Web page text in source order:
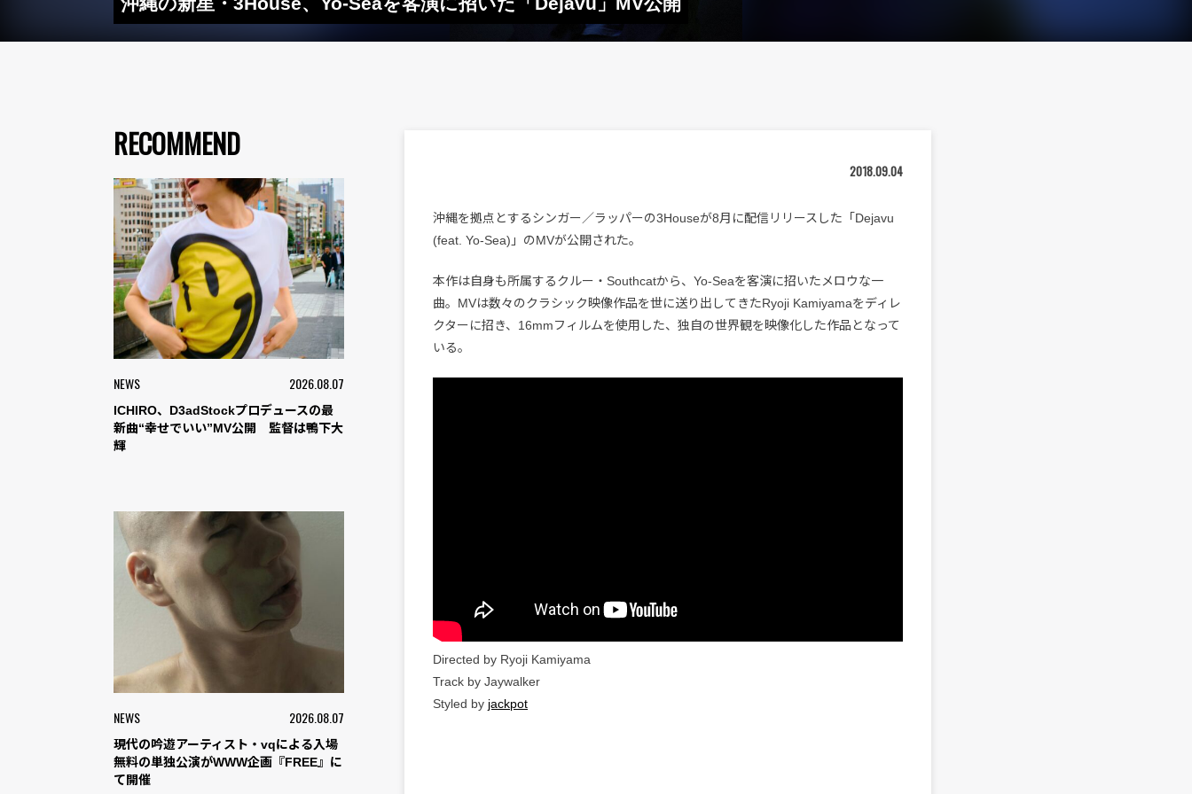
RECOMMEND
NEWS 2026.08.07
ICHIRO、D3adStockプロデュースの最
新曲“幸せでいい”MV公開 監督は鴨下大
輝
NEWS 2026.08.07
現代の吟遊アーティスト・vqによる入場
無料の単独公演がWWW企画『FREE』に
て開催
2018.09.04
沖縄を拠点とするシンガー／ラッパーの3Houseが8月に配信リリースした「Dejavu
(feat. Yo-Sea)」のMVが公開された。
本作は自身も所属するクルー・Southcatから、Yo-Seaを客演に招いたメロウな一
曲。MVは数々のクラシック映像作品を世に送り出してきたRyoji Kamiyamaをディレ
クターに招き、16mmフィルムを使用した、独自の世界観を映像化した作品となって
いる。
Directed by Ryoji Kamiyama
Track by Jaywalker
Styled by jackpot